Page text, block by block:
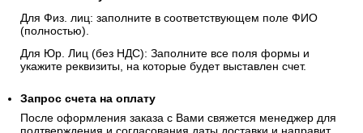
4. Банковским переводом по счету
Чтобы оплатить заказ безналичным расчетом, при
оформлении заказа укажите способ оплаты«Выставить
Для Физ. лиц: заполните в соответствующем поле ФИО
(полностью).